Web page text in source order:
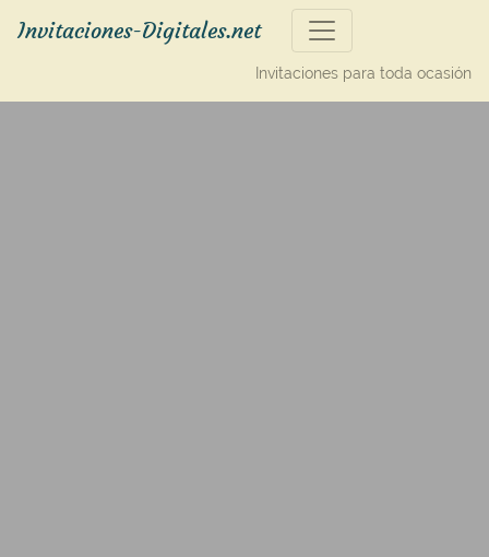
Invitaciones-Digitales.net
Invitaciones para toda ocasión